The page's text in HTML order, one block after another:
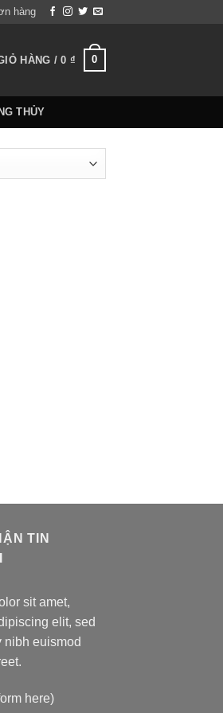
hàng
HÀNG /0 ₫ 0
THỦY
TIN
sit amet,
elit, sed
nibh euismod
here)